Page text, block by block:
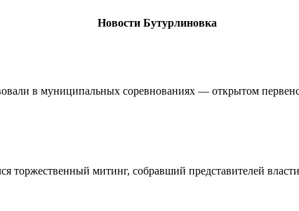
Новости Бутурлиновка
в муниципальных соревнованиях — открытом
торжественный митинг, собравший представителей